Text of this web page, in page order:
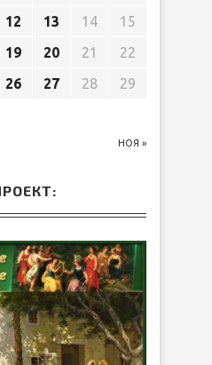
НОЯ »
12 13 14
15
19 20 21
22
26 27 28
29